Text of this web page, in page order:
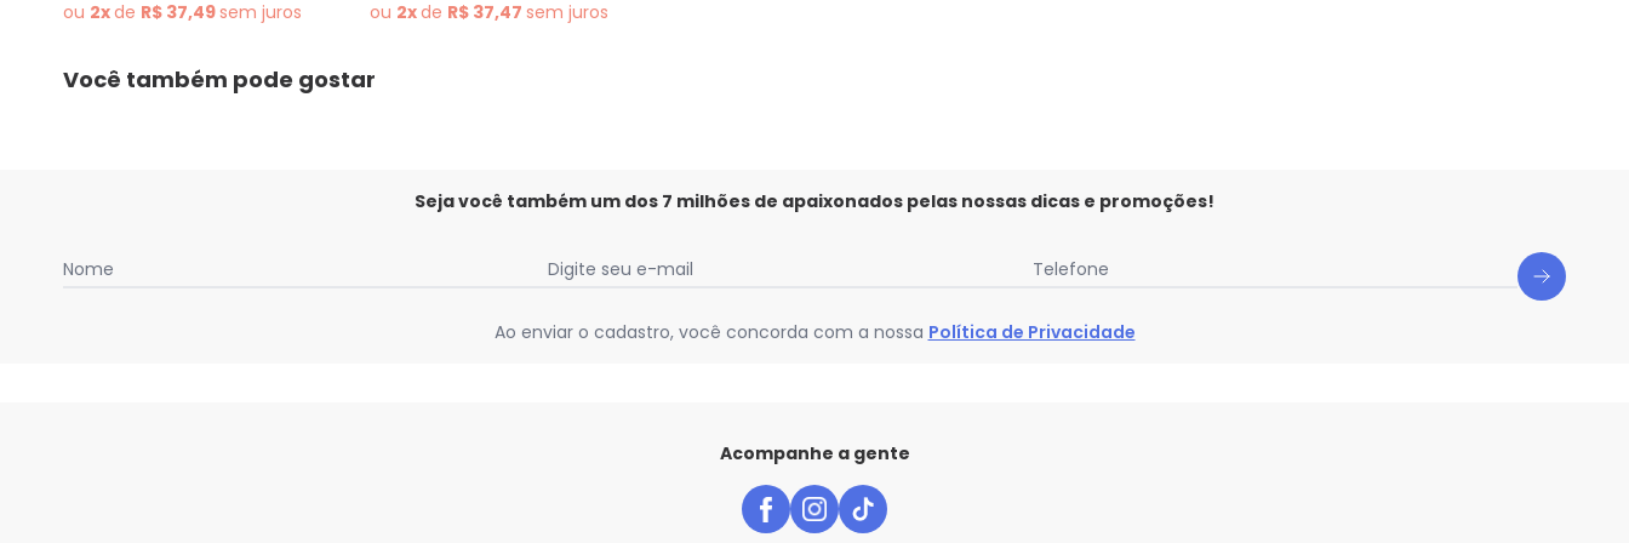
ou 2xde R$ 37,49sem juros ou 2xde R$ 37,47 sem juros
Você também pode gostar
Seja você também um dos 7 milhões de apaixonados pelas nossas dicas e promoções!
Nome Digite seu e-mail Telefone
Ao enviar o cadastro, você concorda com a nossa Política de Privacidade
Acompanhe a gente